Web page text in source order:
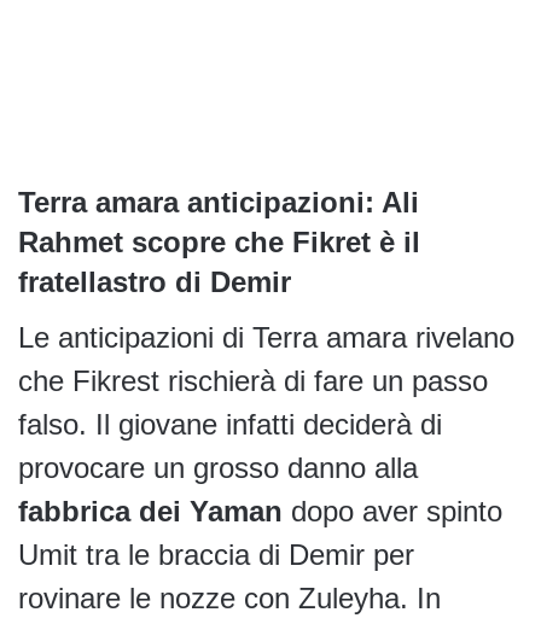
Terra amara anticipazioni: Ali
Rahmet scopre che Fikret è il
fratellastro di Demir
Le anticipazioni di Terra amara rivelano
che Fikrest rischierà di fare un passo
falso. Il giovane infatti deciderà di
provocare un grosso danno alla
fabbrica dei Yaman dopo aver spinto
Umit tra le braccia di Demir per
rovinare le nozze con Zuleyha. In